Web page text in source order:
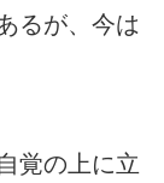
るが、今は
覚の上に立